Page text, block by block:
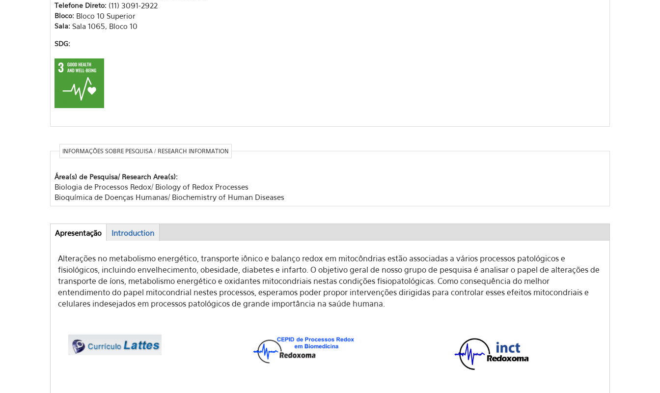
Telefone Direto: (11) 3091-2922
Bloco: Bloco 10 Superior
Sala: Sala 1065, Bloco 10
SDG:
INFORMAÇÕES SOBRE PESQUISA / RESEARCH INFORMATION
Área(s) de Pesquisa/ Research Area(s):
Biologia de Processos Redox/ Biology of Redox Processes
Bioquímica de Doenças Humanas/ Biochemistry of Human Diseases
Abas
Apresentação (aba
ativa)
Introduction
Alterações no metabolismo energético, transporte iônico e balanço redox em mitocôndrias estão associadas a vários processos patológicos e
fisiológicos, incluindo envelhecimento, obesidade, diabetes e infarto. O objetivo geral de nosso grupo de pesquisa é analisar o papel de alterações de
transporte de íons, metabolismo energético e oxidantes mitocondriais nestas condições fisiopatológicas. Como consequência do melhor
entendimento do papel mitocondrial nestes processos, esperamos poder propor intervenções dirigidas para controlar esses efeitos mitocondriais e
celulares indesejados em processos patológicos de grande importância na saúde humana.